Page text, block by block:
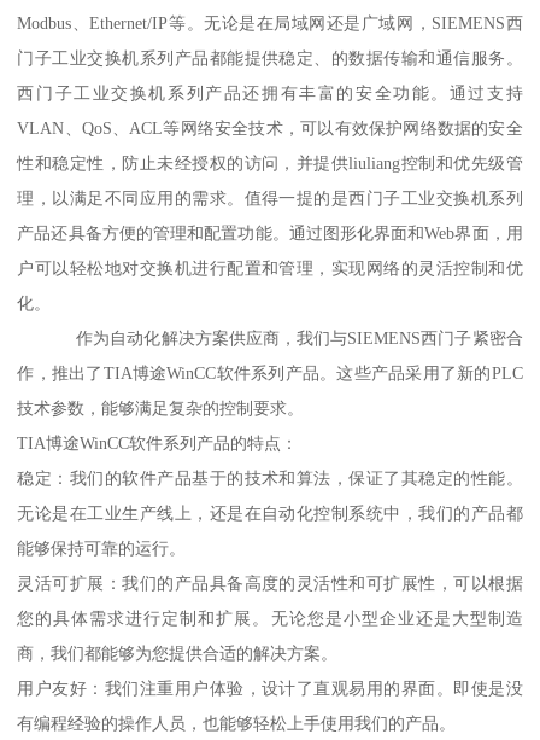
Modbus、Ethernet/IP等。无论是在局域网还是广域网，SIEMENS西
门子工业交换机系列产品都能提供稳定、的数据传输和通信服务。
西门子工业交换机系列产品还拥有丰富的安全功能。通过支持
VLAN、QoS、ACL等网络安全技术，可以有效保护网络数据的安全
性和稳定性，防止未经授权的访问，并提供liuliang控制和优先级管
理，以满足不同应用的需求。值得一提的是西门子工业交换机系列
产品还具备方便的管理和配置功能。通过图形化界面和Web界面，用
户可以轻松地对交换机进行配置和管理，实现网络的灵活控制和优
化。
作为自动化解决方案供应商，我们与SIEMENS西门子紧密合
作，推出了TIA博途WinCC软件系列产品。这些产品采用了新的PLC
技术参数，能够满足复杂的控制要求。
TIA博途WinCC软件系列产品的特点：
稳定：我们的软件产品基于的技术和算法，保证了其稳定的性能。
无论是在工业生产线上，还是在自动化控制系统中，我们的产品都
能够保持可靠的运行。
灵活可扩展：我们的产品具备高度的灵活性和可扩展性，可以根据
您的具体需求进行定制和扩展。无论您是小型企业还是大型制造
商，我们都能够为您提供合适的解决方案。
用户友好：我们注重用户体验，设计了直观易用的界面。即使是没
有编程经验的操作人员，也能够轻松上手使用我们的产品。